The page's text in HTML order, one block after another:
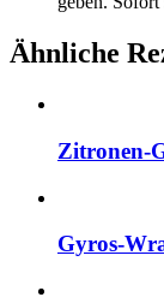
Ähnliche
Zitronen-
Gyros-